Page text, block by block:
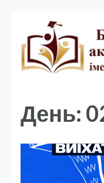
День: